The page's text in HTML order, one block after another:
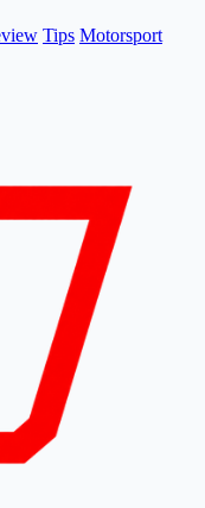
Tips Motorsport